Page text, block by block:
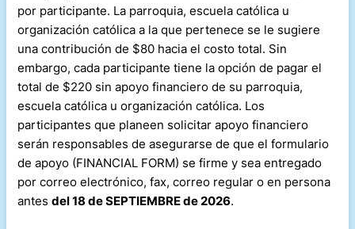
por participante. La parroquia, escuela católica u
organización católica a la que pertenece se le sugiere
una contribución de $80 hacia el costo total. Sin
embargo, cada participante tiene la opción de pagar el
total de $220 sin apoyo financiero de su parroquia,
escuela católica u organización católica. Los
participantes que planeen solicitar apoyo financiero
serán responsables de asegurarse de que el formulario
de apoyo (FINANCIAL FORM) se firme y sea entregado
por correo electrónico, fax, correo regular o en persona
antes del 18 de SEPTIEMBRE de 2026.